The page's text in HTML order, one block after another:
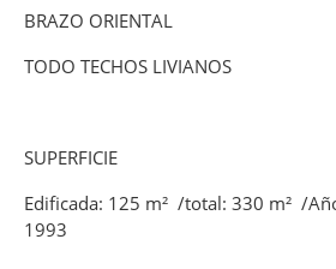
BRAZO ORIENTAL
TODO TECHOS LIVIANOS
SUPERFICIE
Edificada: 125 m² /total: 330 m² /
1993